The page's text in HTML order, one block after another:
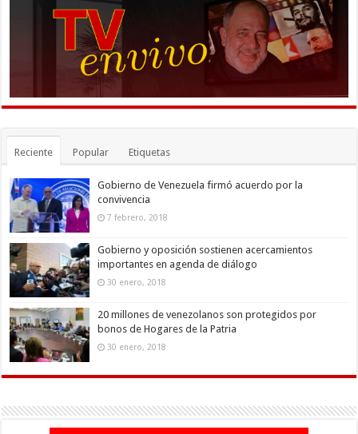
Reciente Popular Etiquetas
Gobierno de Venezuela firmó acuerdo por la
convivencia
7 febrero, 2018
Gobierno y oposición sostienen acercamientos
importantes en agenda de diálogo
30 enero, 2018
20 millones de venezolanos son protegidos por
bonos de Hogares de la Patria
30 enero, 2018